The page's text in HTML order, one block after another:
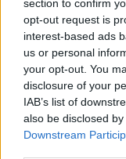
section to confirm
opt-out request is
interest-based ads
us or personal
your opt-out. You
disclosure of your
IAB’s list of
also be disclosed
Downstream